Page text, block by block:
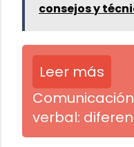
consejos y
Leer más
verbal: